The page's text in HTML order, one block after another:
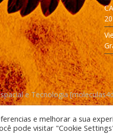
e Tecnologia
e melhorar a sua
pode visitar "Cookie